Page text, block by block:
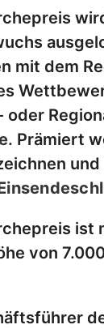
mit dem
oder
. Prämiert
ist
von